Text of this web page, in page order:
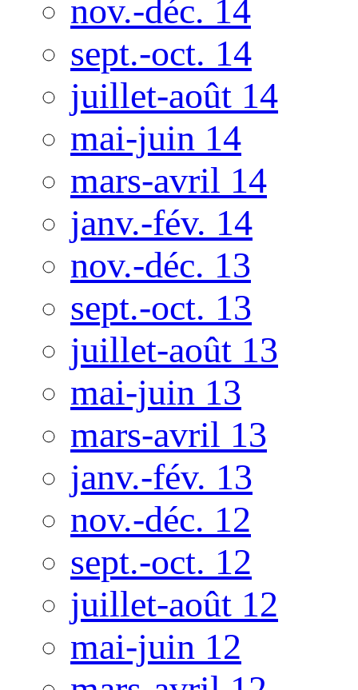
nov.-déc. 14
sept.-oct. 14
juillet-août 14
mai-juin 14
mars-avril 14
janv.-fév. 14
nov.-déc. 13
sept.-oct. 13
juillet-août 13
mai-juin 13
mars-avril 13
janv.-fév. 13
nov.-déc. 12
sept.-oct. 12
juillet-août 12
mai-juin 12